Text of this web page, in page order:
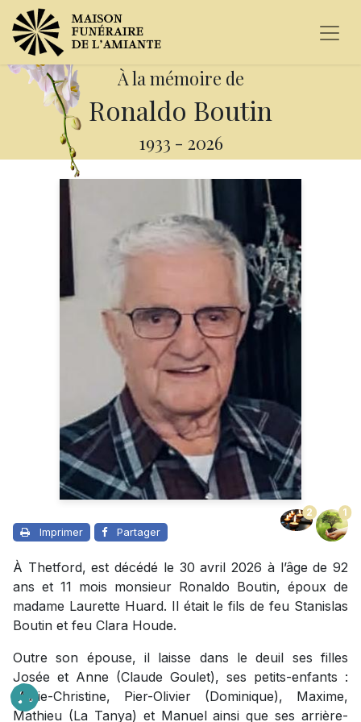
À la mémoire de
Ronaldo Boutin
1933 - 2026
Imprimer Partager
2 1
À Thetford, est décédé le 30 avril 2026 à l’âge de 92
ans et 11 mois monsieur Ronaldo Boutin, époux de
madame Laurette Huard. Il était le fils de feu Stanislas
Boutin et feu Clara Houde.
Outre son épouse, il laisse dans le deuil ses filles
Josée et Anne (Claude Goulet), ses petits-enfants :
Marie-Christine, Pier-Olivier (Dominique), Maxime,
Mathieu (La Tanya) et Manuel ainsi que ses arrière-